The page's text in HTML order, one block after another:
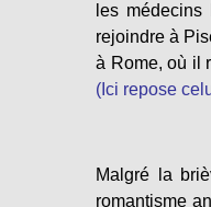
les
rejoindre à
à Rome, où il
(Ici repose
Malgré la
romantisme